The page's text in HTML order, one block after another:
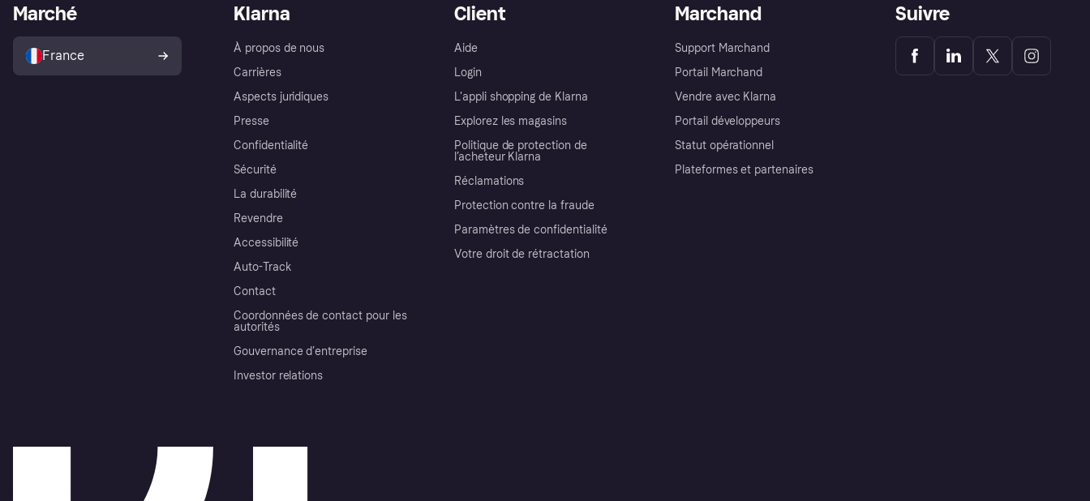
Klarna
À propos de nous
Carrières
Aspects juridiques
Presse
Confidentialité
Sécurité
La durabilité
Revendre
Accessibilité
Auto-Track
Contact
Coordonnées de contact pour les
autorités
Gouvernance d’entreprise
Investor relations
Client
Aide
Login
L'appli shopping de Klarna
Explorez les magasins
Politique de protection de
l’acheteur Klarna
Réclamations
Protection contre la fraude
Paramètres de confidentialité
Votre droit de rétractation
Marchand
Support Marchand
Portail Marchand
Vendre avec Klarna
Portail développeurs
Statut opérationnel
Plateformes et partenaires
Marché
France
Suivre